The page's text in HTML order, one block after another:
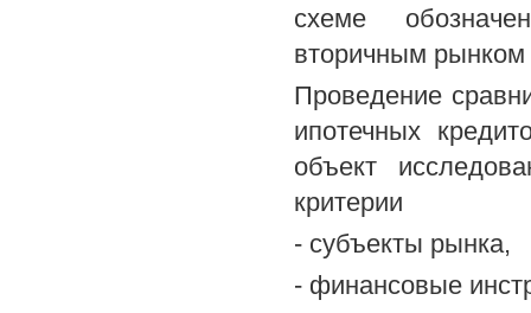
схеме
вторичным рынком
Проведение
ипотечных
объект
критерии
- субъекты рынка,
- финансовые